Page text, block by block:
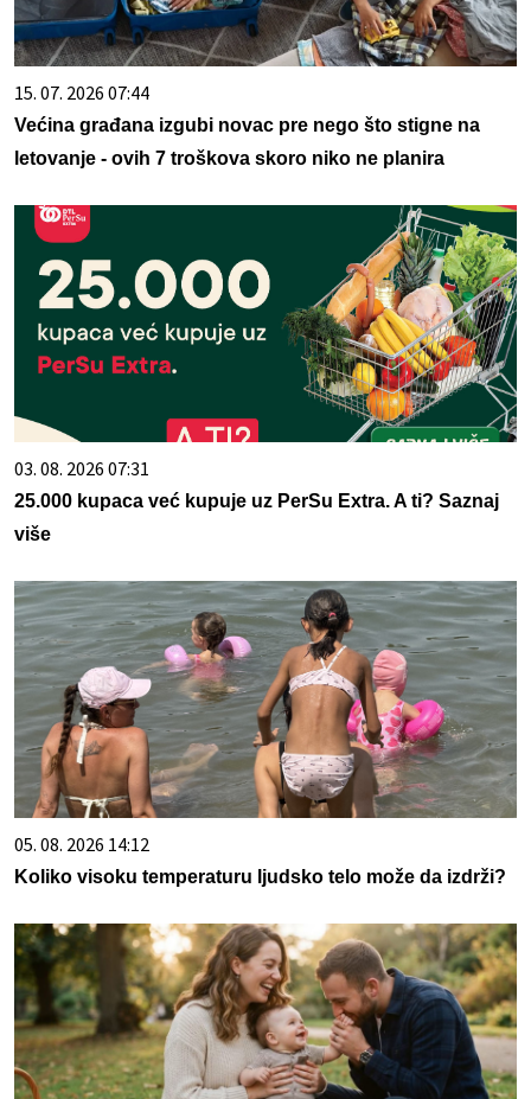
15. 07. 2026 07:44
Većina građana izgubi novac pre nego što stigne na
letovanje - ovih 7 troškova skoro niko ne planira
03. 08. 2026 07:31
25.000 kupaca već kupuje uz PerSu Extra. A ti? Saznaj
više
05. 08. 2026 14:12
Koliko visoku temperaturu ljudsko telo može da izdrži?